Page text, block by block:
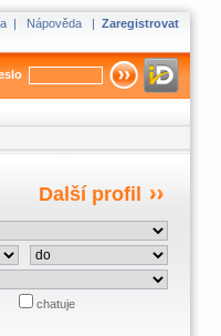
| Nápověda | Zaregistrovat
Další profil
chatuje